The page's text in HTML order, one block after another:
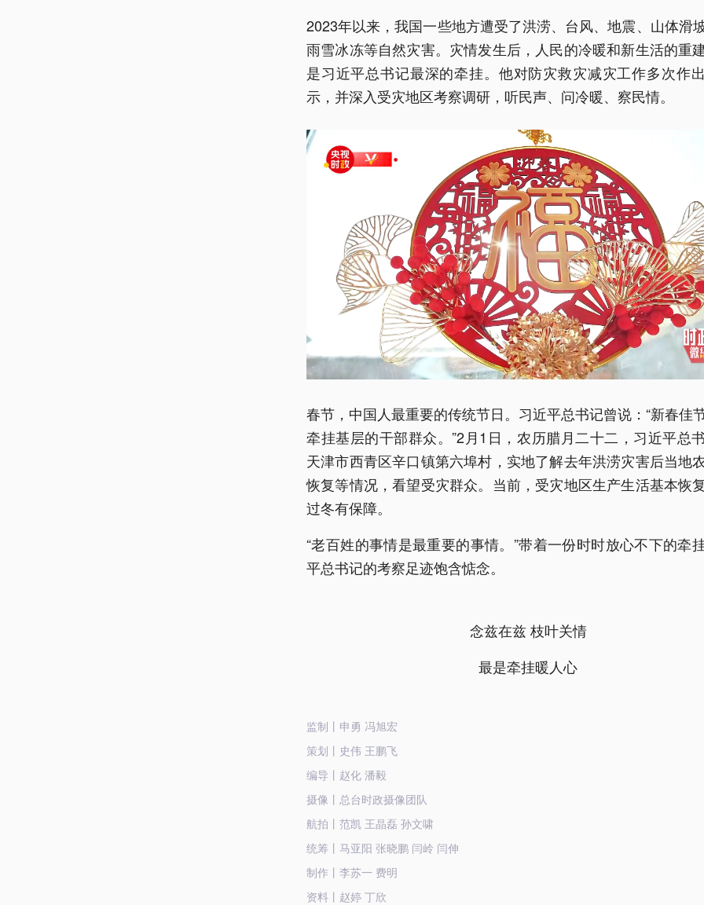
2023年以来，我国一些地方遭受了洪涝、台风、地震、山体滑
雨雪冰冻等自然灾害。灾情发生后，人民的冷暖和新生活的重
是习近平总书记最深的牵挂。他对防灾救灾减灾工作多次作
示，并深入受灾地区考察调研，听民声、问冷暖、察民情。
春节，中国人最重要的传统节日。习近平总书记曾说：“新春佳
牵挂基层的干部群众。”2月1日，农历腊月二十二，习近平总
天津市西青区辛口镇第六埠村，实地了解去年洪涝灾害后当地
恢复等情况，看望受灾群众。当前，受灾地区生产生活基本恢
过冬有保障。
“老百姓的事情是最重要的事情。”带着一份时时放心不下的牵
平总书记的考察足迹饱含惦念。
念兹在兹 枝叶关情
最是牵挂暖人心
监制丨申勇 冯旭宏
策划丨史伟 王鹏飞
编导丨赵化 潘毅
摄像丨总台时政摄像团队
航拍丨范凯 王晶磊 孙文啸
统筹丨马亚阳 张晓鹏 闫岭 闫伸
制作丨李苏一 费明
资料丨赵婷 丁欣